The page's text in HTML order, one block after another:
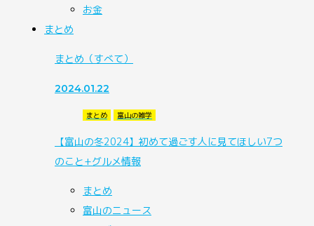
お金
まとめ
まとめ （すべて）
2024.01.22
まとめ 富山の雑学
【富山の冬2024】初めて過ごす人に見てほしい7つ
のこと+グルメ情報
まとめ
富山のニュース